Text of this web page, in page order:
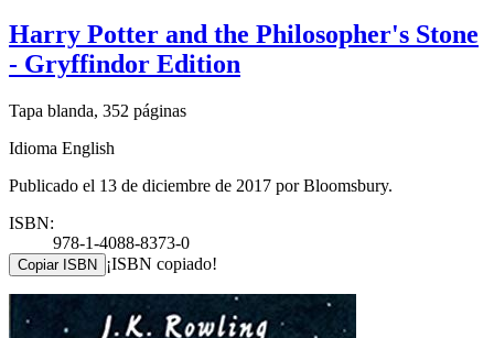
Harry Potter and the Philosopher's Stone
- Gryffindor Edition
Tapa blanda, 352 páginas
Idioma English
Publicado el 13 de diciembre de 2017 por Bloomsbury.
ISBN:
978-1-4088-8373-0
Copiar ISBN ¡ISBN copiado!